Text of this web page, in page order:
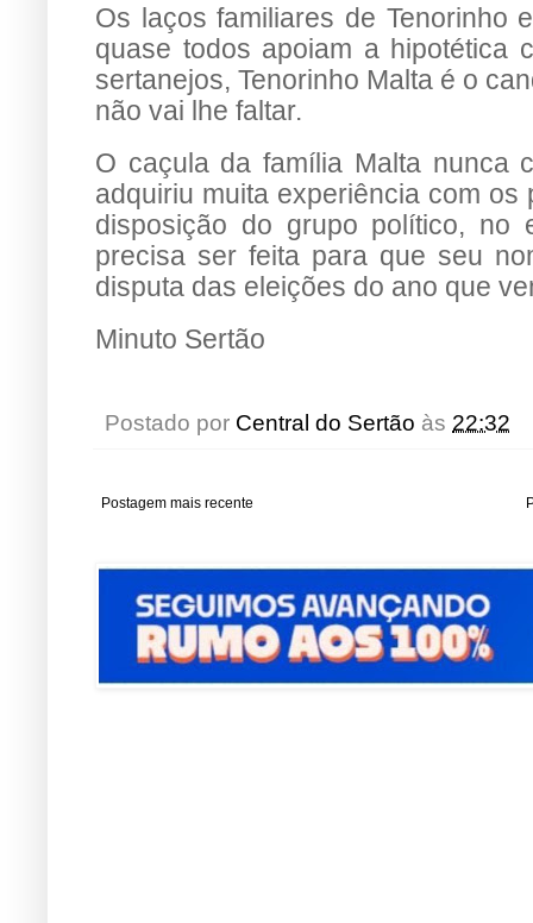
Os laços familiares de Tenorinho
quase todos apoiam a hipotética
sertanejos, Tenorinho Malta é o
não vai lhe faltar.
O caçula da família Malta nunca
adquiriu muita experiência com
disposição do grupo político, no
precisa ser feita para que seu
disputa das eleições do ano que
Minuto Sertão
Postado por Central do Sertão às 22:32
Postagem mais recente